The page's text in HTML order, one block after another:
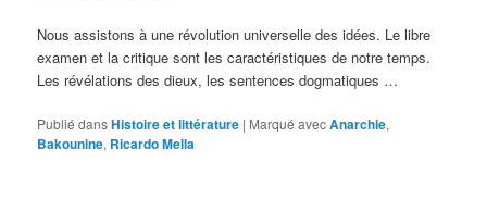
Nous assistons à une révolution universelle des idées. Le libre
examen et la critique sont les caractéristiques de notre temps.
Les révélations des dieux, les sentences dogmatiques …
Publié dansHistoire et littérature | Marqué avecAnarchie,
Bakounine, Ricardo Mella